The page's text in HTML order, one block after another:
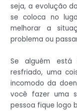
seja, a evolução
se coloca no
melhorar a
problema ou
Se alguém
resfriado, uma
incomodo da
você fazer uma
pessoa fique logo